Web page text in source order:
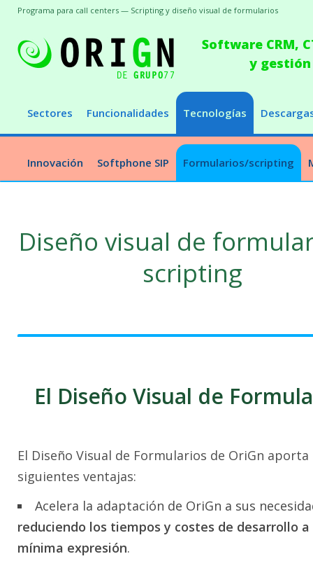
Software CRM,
y
Sectores Funcionalidades Tecnologías
Innovación Softphone SIP Formularios/scripting
Programa para call centers — Scripting y diseño visual de formularios
Diseño visual de
scripting
El Diseño Visual de
El Diseño Visual de Formularios de OriGn aporta
siguientes ventajas:
Acelera la adaptación de OriGn a sus
reduciendo los tiempos y costes de desarrollo a
mínima expresión.